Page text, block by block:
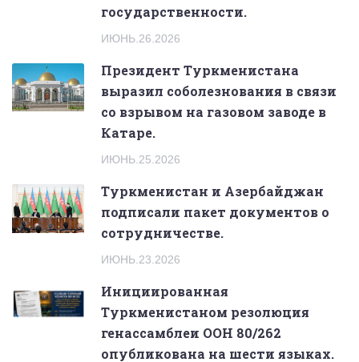
государственности.
ИЮНЬ.26.2026
Президент Туркменистана
выразил соболезнования в связи
со взрывом на газовом заводе в
Катаре.
ИЮНЬ.25.2026
Туркменистан и Азербайджан
подписали пакет документов о
сотрудничестве.
ИЮНЬ.23.2026
Инициированная
Туркменистаном резолюция
генассамблеи ООН 80/262
опубликована на шести языках.